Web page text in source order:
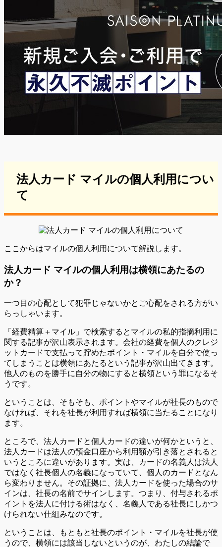
法人カード マイルの個人利用につい
て
ここからはマイルの個人利用について解説します。
法人カード マイルの個人利用は横領にあたるの
か？
一つ目の心配として犯罪じゃないかとご心配をされる方がい
らっしゃいます。
「経費精算＋マイル」で検索するとマイルの私的指摘利用に
関する記事が沢山表示されます。会社の経費を個人のクレジ
ットカードで支払って貯めたポイント・マイルを自分で使っ
てしまうことは横領にあたるという記事が沢山出てきます。
他人のものを勝手に自分の物にすると横領という罪になるそ
うです。
ということは、そもそも、ポイントやマイルが社長のもので
なければ、それを社長が利用すれば横領に当たることになり
ます。
ところで、法人カードと個人カードの違いが何かというと、
法人カードは法人の預金口座から利用額が引き落とされると
いうところに違いがあります。実は、カードの名義人は法人
ではなく社長個人の名義になっていて、個人のカードとなん
ら変わりません。その証拠に、法人カードを使った場合のサ
インは、社長の名前でサインします。つまり、付与されるポ
イントを法人に付ける術はなく、名義人である社長にしかつ
けられない仕組みなのです。
ということは、
もともと社長のポイント・マイルを社長が使
うので、横領には該当しないというのが、わたしの結論で